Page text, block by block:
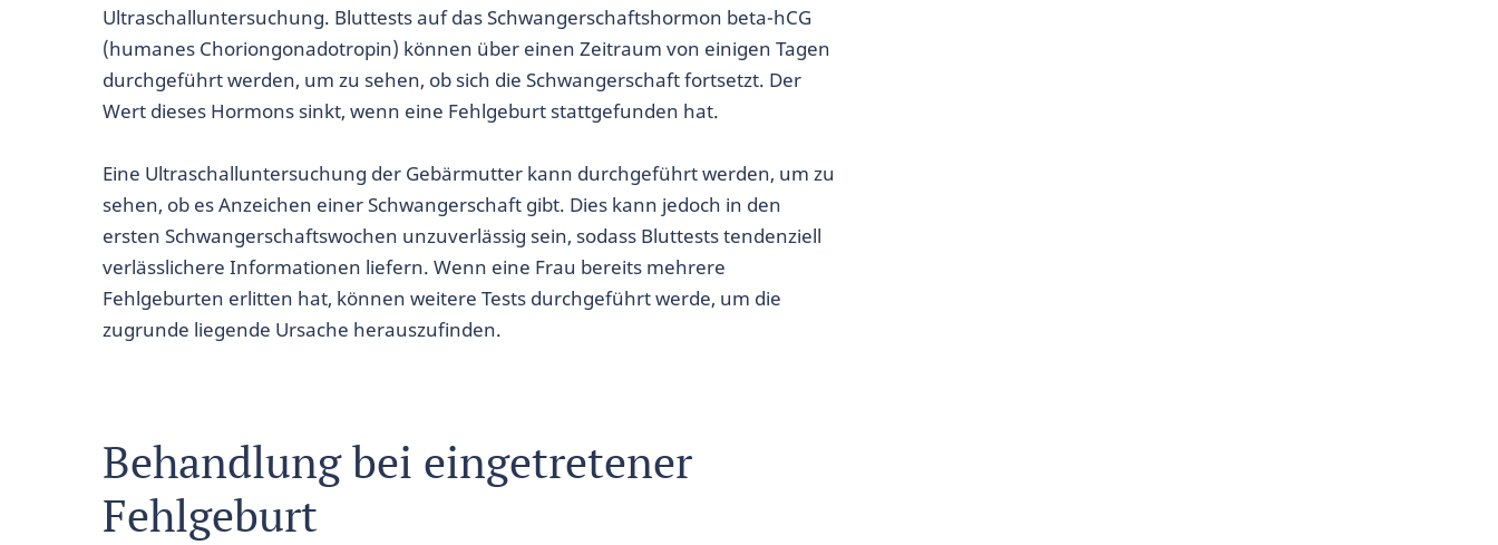
Ultraschalluntersuchung. Bluttests auf das Schwangerschaftshormon beta-hCG
(humanes Choriongonadotropin) können über einen Zeitraum von einigen Tagen
durchgeführt werden, um zu sehen, ob sich die Schwangerschaft fortsetzt. Der
Wert dieses Hormons sinkt, wenn eine Fehlgeburt stattgefunden hat.
Eine Ultraschalluntersuchung der Gebärmutter kann durchgeführt werden, um zu
sehen, ob es Anzeichen einer Schwangerschaft gibt. Dies kann jedoch in den
ersten Schwangerschaftswochen unzuverlässig sein, sodass Bluttests tendenziell
verlässlichere Informationen liefern. Wenn eine Frau bereits mehrere
Fehlgeburten erlitten hat, können weitere Tests durchgeführt werde, um die
zugrunde liegende Ursache herauszufinden.
Behandlung bei eingetretener
Fehlgeburt